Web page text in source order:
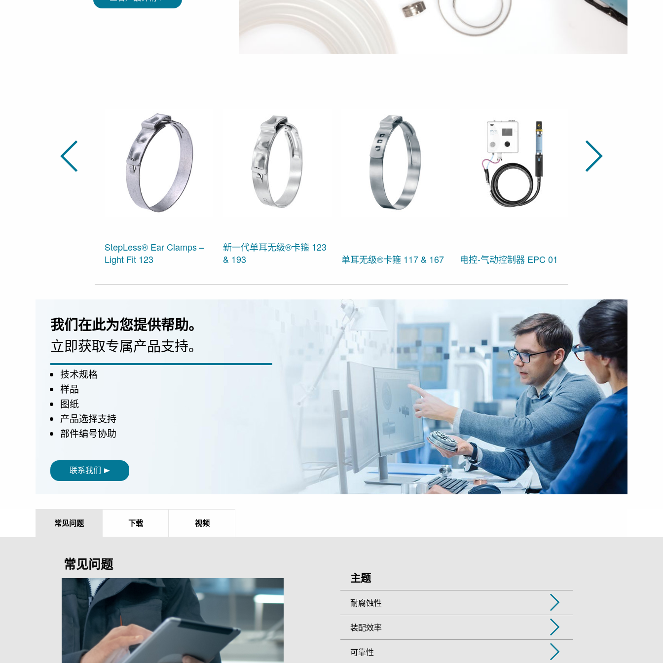
StepLess® Ear Clamps –
Light Fit 123
新一代单耳无级®卡箍 123
& 193
单耳无级®卡箍 117 & 167 电控-气动控制器 EPC 01
我们在此为您提供帮助。
立即获取专属产品支持。
技术规格
样品
图纸
产品选择支持
部件编号协助
联系我们
常见问题 下载 视频
常见问题
主题
耐腐蚀性
装配效率
可靠性